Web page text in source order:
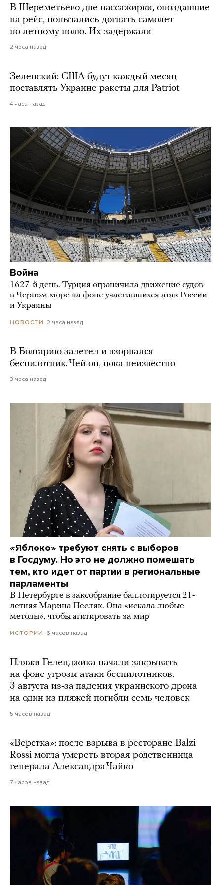
В Шереметьево две пассажирки, опоздавшие
на рейс, попытались догнать самолет
по летному полю. Их задержали
2 часа назад
Зеленский: США будут каждый месяц
поставлять Украине ракеты для Patriot
4 часа назад
Война
1627-й день. Турция ограничила движение судов
в Черном море на фоне участившихся атак России
и Украины
НОВОСТИ 2 часа назад
В Болгарию залетел и взорвался
беспилотник. Чей он, пока неизвестно
3 часа назад
«Яблоко» требуют снять с выборов
в Госдуму. Но это не должно помешать
тем, кто идет от партии в региональные
парламенты
В Петербурге в заксобрание баллотируется 21-
летняя Марина Песляк. Она «искала любые
методы», чтобы агитировать за мир
ИСТОРИИ 6 часов назад
Пляжи Геленджика начали закрывать
на фоне угрозы атаки беспилотников.
3 августа из-за падения украинского дрона
на один из пляжей погибли семь человек
5 часов назад
«Верстка»: после взрыва в ресторане Balzi
Rossi могла умереть вторая родственница
генерала Александра Чайко
7 часов назад